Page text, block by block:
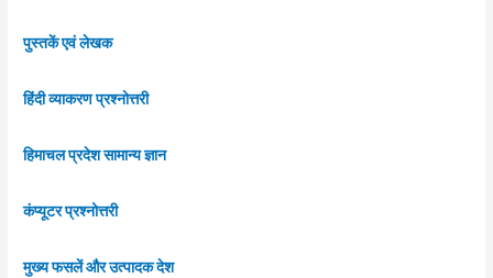
पुस्तकें एवं लेखक
हिंदी व्याकरण प्रश्नोत्तरी
हिमाचल प्रदेश सामान्य ज्ञान
कंप्यूटर प्रश्नोत्तरी
मुख्य फसलें और उत्पादक देश